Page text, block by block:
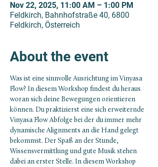
Nov 22, 2025, 11:00 AM – 1:00 PM
Feldkirch, Bahnhofstraße 40, 6800
Feldkirch, Österreich
About the event
Was ist eine sinnvolle Ausrichtung im Vinyasa
Flow? In diesem Workshop findest du heraus
woran sich deine Bewegungen orientieren
können. Du praktizierst eine sich erweiternde
Vinyasa Flow Abfolge bei der du immer mehr
dynamische Alignments an die Hand gelegt
bekommst. Der Spaß an der Stunde,
Wissensvermittlung und gute Musik stehen
dabei an erster Stelle. In diesem Workshop